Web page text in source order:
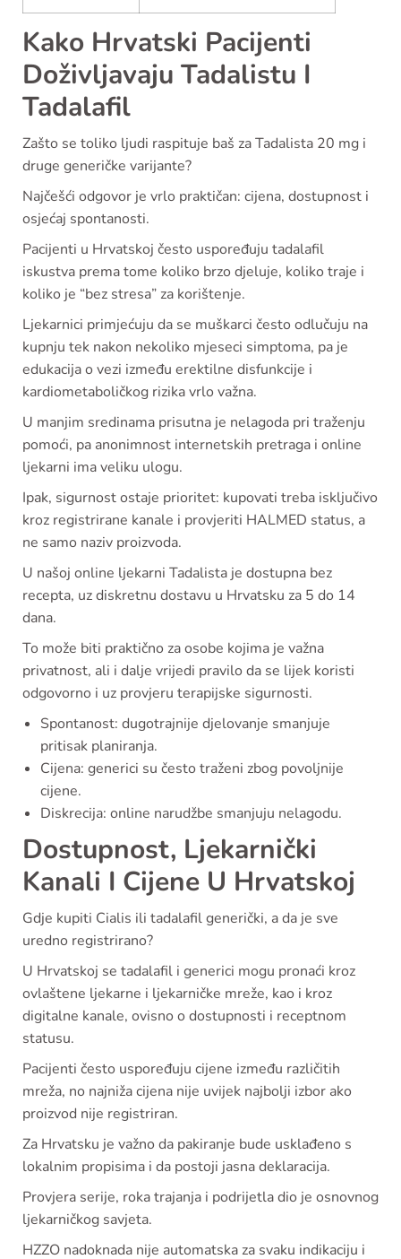
Kako Hrvatski Pacijenti
Doživljavaju Tadalistu I
Tadalafil
Zašto se toliko ljudi raspituje baš za Tadalista 20 mg i
druge generičke varijante?
Najčešći odgovor je vrlo praktičan: cijena, dostupnost i
osjećaj spontanosti.
Pacijenti u Hrvatskoj često uspoređuju tadalafil
iskustva prema tome koliko brzo djeluje, koliko traje i
koliko je “bez stresa” za korištenje.
Ljekarnici primjećuju da se muškarci često odlučuju na
kupnju tek nakon nekoliko mjeseci simptoma, pa je
edukacija o vezi između erektilne disfunkcije i
kardiometaboličkog rizika vrlo važna.
U manjim sredinama prisutna je nelagoda pri traženju
pomoći, pa anonimnost internetskih pretraga i online
ljekarni ima veliku ulogu.
Ipak, sigurnost ostaje prioritet: kupovati treba isključivo
kroz registrirane kanale i provjeriti HALMED status, a
ne samo naziv proizvoda.
U našoj online ljekarni Tadalista je dostupna bez
recepta, uz diskretnu dostavu u Hrvatsku za 5 do 14
dana.
To može biti praktično za osobe kojima je važna
privatnost, ali i dalje vrijedi pravilo da se lijek koristi
odgovorno i uz provjeru terapijske sigurnosti.
Spontanost: dugotrajnije djelovanje smanjuje
pritisak planiranja.
Cijena: generici su često traženi zbog povoljnije
cijene.
Diskrecija: online narudžbe smanjuju nelagodu.
Dostupnost, Ljekarnički
Kanali I Cijene U Hrvatskoj
Gdje kupiti Cialis ili tadalafil generički, a da je sve
uredno registrirano?
U Hrvatskoj se tadalafil i generici mogu pronaći kroz
ovlaštene ljekarne i ljekarničke mreže, kao i kroz
digitalne kanale, ovisno o dostupnosti i receptnom
statusu.
Pacijenti često uspoređuju cijene između različitih
mreža, no najniža cijena nije uvijek najbolji izbor ako
proizvod nije registriran.
Za Hrvatsku je važno da pakiranje bude usklađeno s
lokalnim propisima i da postoji jasna deklaracija.
Provjera serije, roka trajanja i podrijetla dio je osnovnog
ljekarničkog savjeta.
HZZO nadoknada nije automatska za svaku indikaciju i